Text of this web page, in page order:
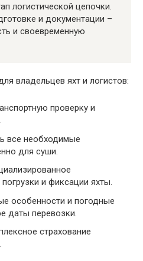
логистической цепочки.
и документации –
и своевременную
владельцев яхт и логистов:
проверку и
все необходимые
для суши.
и фиксации яхты.
особенности и погодные
даты перевозки.
страхование